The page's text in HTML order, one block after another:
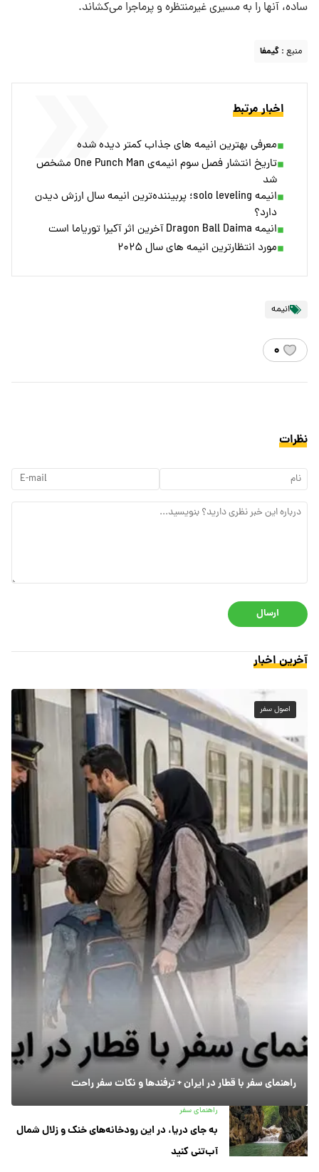
ساده، آنها را به مسیری غیرمنتظره و پرماجرا می‌کشاند.
منبع : گیمفا
اخبار مرتبط
معرفی بهترین انیمه های جذاب کمتر دیده شده
تاریخ انتشار فصل سوم انیمه‌ی One Punch Man مشخص
شد
انیمه solo leveling؛ پربیننده‌ترین انیمه سال ارزش دیدن
دارد؟
انیمه Dragon Ball Daima آخرین اثر آکیرا توریاما است
مورد انتظارترین انیمه های سال ۲۰۲۵
انیمه
۰
نظرات
ارسال
آخرین اخبار
اصول سفر
راهنمای سفر با قطار در ایران + ترفندها و نکات سفر راحت
راهنمای سفر
به جای دریا، در این رودخانه‌های خنک و زلال شمال
آب‌تنی کنید